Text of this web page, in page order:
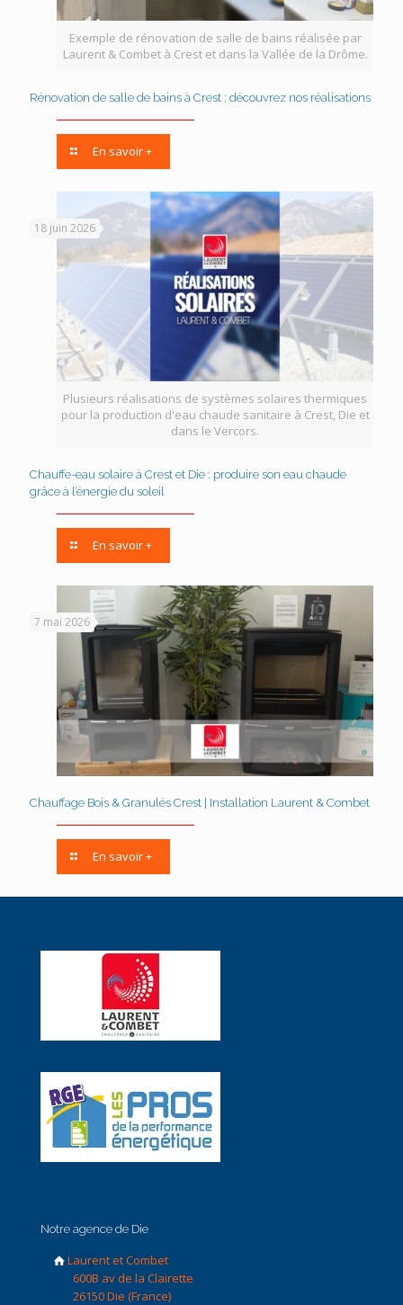
Exemple de rénovation de salle de bains réalisée par
Laurent & Combet à Crest et dans la Vallée de la Drôme.
Rénovation de salle de bains à Crest : découvrez nos réalisations
En savoir +
Plusieurs réalisations de systèmes solaires thermiques
pour la production d'eau chaude sanitaire à Crest, Die et
dans le Vercors.
18 juin 2026
Chauffe-eau solaire à Crest et Die : produire son eau chaude
grâce à l’énergie du soleil
En savoir +
7 mai 2026
Chauffage Bois & Granulés Crest | Installation Laurent & Combet
En savoir +
Notre agence de Die
Laurent et Combet
600B av de la Clairette
26150 Die (France)